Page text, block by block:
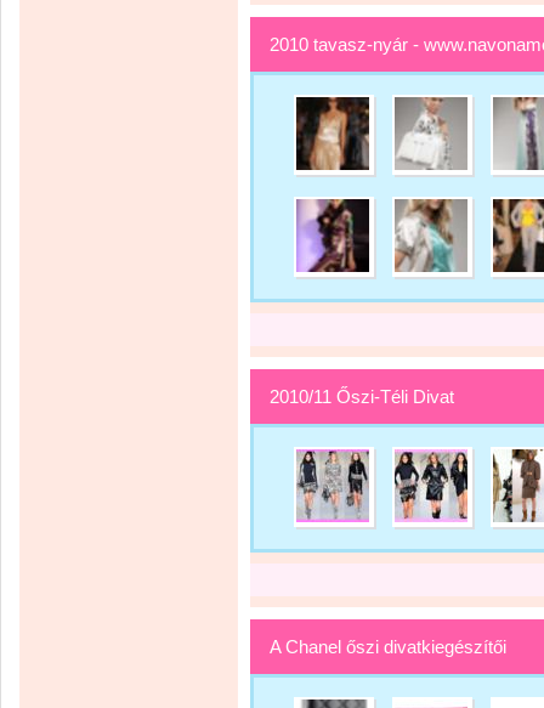
2010 tavasz-nyár -
2010/11 Őszi-Téli Divat
A Chanel őszi divatkiegészítői